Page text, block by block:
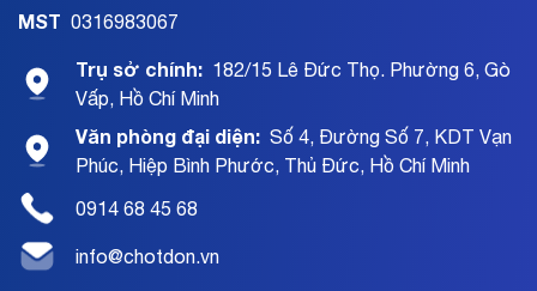
MST 0316983067
Trụ sở chính: 182/15 Lê Đức Thọ. Phường 6, Gò
Vấp, Hồ Chí Minh
Văn phòng đại diện: Số 4, Đường Số 7, KDT Vạn
Phúc, Hiệp Bình Phước, Thủ Đức, Hồ Chí Minh
0914 68 45 68
info@chotdon.vn